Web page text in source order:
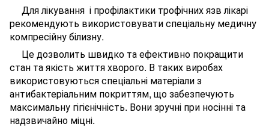
Для лікування і профілактики трофічних язв лікарі
рекомендують використовувати спеціальну медичну
компресійну білизну.
Це дозволить швидко та ефективно покращити
стан та якість життя хворого. В таких виробах
використовуються спеціальні матеріали з
антибактеріальним покриттям, що забезпечують
максимальну гігієнічність. Вони зручні при носінні та
надзвичайно міцні.